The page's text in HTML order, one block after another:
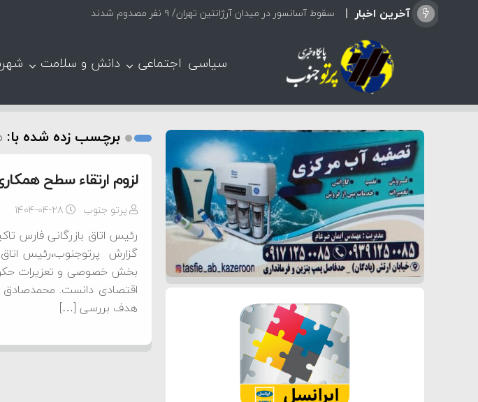
آخرین اخبار سقوط آسانسور در میدان آرژانتین تهران/ ۹ نفر مصدوم شدند
سیاسی اجتماعی دانش و سلامت
برچسب زده شده با:
لزوم ارتقاء سطح
پرتو جنوب ۱۴۰۴-۰۴-۲۸
رئیس اتاق بازرگانی فارس
گزارش پرتوجنوب،رئیس
بخش خصوصی و تعزیرات
هدف بررسی […]